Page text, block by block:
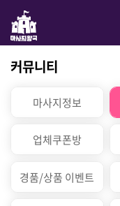
커뮤니티
마사지정보
업체쿠폰방
경품/상품 이벤트